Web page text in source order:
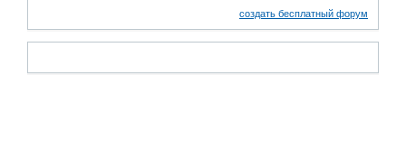
создать бесплатный форум